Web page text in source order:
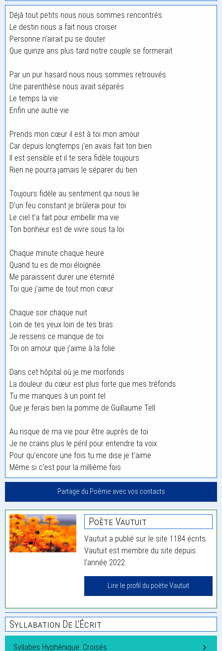
Déjà tout petits nous nous sommes rencontrés
Le destin nous a fait nous croiser
Personne n’airait pu se douter
Que quinze ans plus tard notre couple se formerait
Par un pur hasard nous nous sommes retrouvés
Une parenthèse nous avait séparés
Le temps la vie
Enfin une autre vie
Prends mon cœur il est à toi mon amour
Car depuis longtemps j’en avais fait ton bien
Il est sensible et il te sera fidèle toujours
Rien ne pourra jamais le séparer du tien
Toujours fidèle au sentiment qui nous lie
D’un feu constant je brûlerai pour toi
Le ciel t’a fait pour embellir ma vie
Ton bonheur est de vivre sous ta loi
Chaque minute chaque heure
Quand tu es de moi éloignée
Me paraissent durer une éternité
Toi que j’aime de tout mon cœur
Chaque soir chaque nuit
Loin de tes yeux loin de tes bras
Je ressens ce manque de toi
Toi on amour que j’aime à la folie
Dans cet hôpital où je me morfonds
La douleur du cœur est plus forte que mes tréfonds
Tu me manques à un point tel
Que je ferais bien la pomme de Guillaume Tell
Au risque de ma vie pour être auprès de toi
Je ne crains plus le péril pour entendre ta voix
Pour qu’encore une fois tu me dise je t’aime
Même si c’est pour la millième fois
Partage du Poème avec vos contacts
Poète Vautuit
Vautuit a publié sur le site 1184 écrits.
Vautuit est membre du site depuis
l'année 2022.
Lire le profil du poète Vautuit
Syllabation De L'Écrit
Syllabes Hyphénique: Croisés